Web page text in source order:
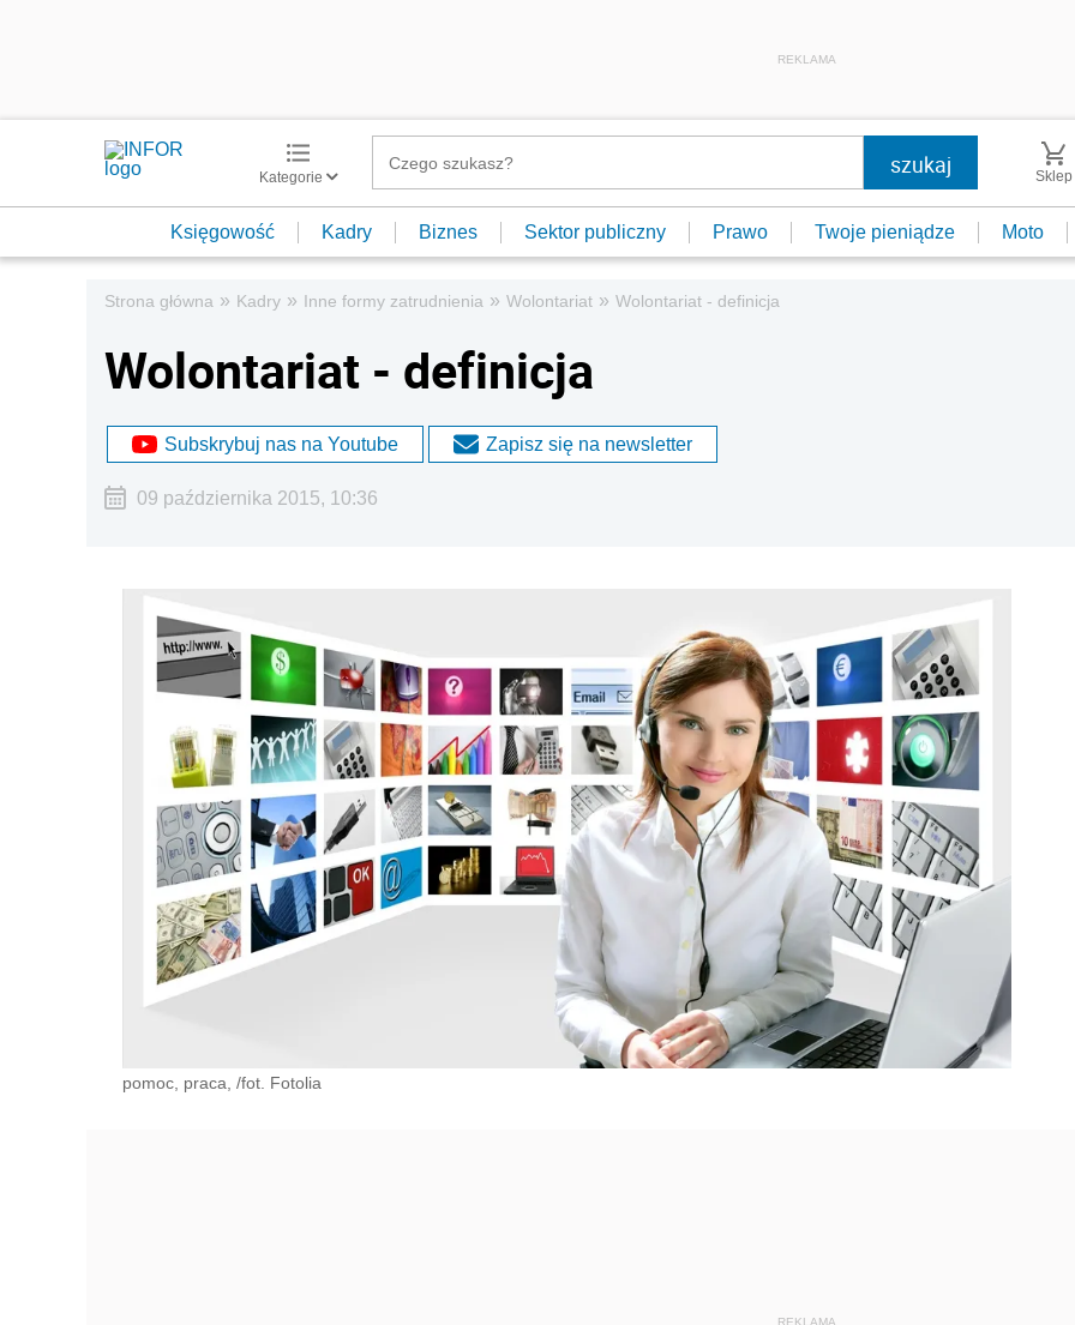
REKLAMA
Kategorie Sklep
Księgowość Kadry Biznes Sektor publiczny Prawo Twoje pieniądze Moto
Strona główna » Kadry » Inne formy zatrudnienia » Wolontariat » Wolontariat - definicja
Wolontariat - definicja
Subskrybuj nas na Youtube Zapisz się na newsletter
09 października 2015, 10:36
pomoc, praca, /fot. Fotolia